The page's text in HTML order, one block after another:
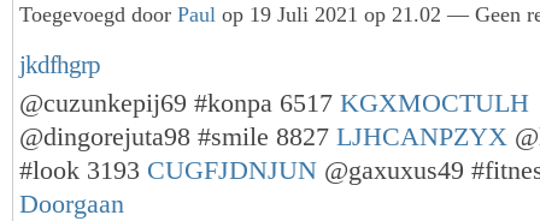
Toegevoegd door Paul op 19 Juli 2021 op 21.02 — Geen
jkdfhgrp
@cuzunkepij69 #konpa 6517 KGXMOCTULH
@dingorejuta98 #smile 8827 LJHCANPZYX
#look 3193 CUGFJDNJUN @gaxuxus49
Doorgaan